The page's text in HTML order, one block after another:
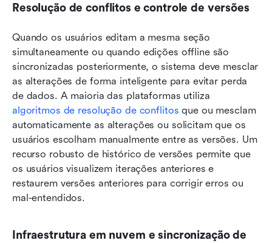
Resolução de conflitos e controle de versões
Quando os usuários editam a mesma seção
simultaneamente ou quando edições offline são
sincronizadas posteriormente, o sistema deve mesclar
as alterações de forma inteligente para evitar perda
algoritmos de resolução de conflitos que ou mesclam
automaticamente as alterações ou solicitam que os
usuários escolham manualmente entre as versões. Um
recurso robusto de histórico de versões permite que
os usuários visualizem iterações anteriores e
restaurem versões anteriores para corrigir erros ou
mal-entendidos.
Infraestrutura em nuvem e sincronização de